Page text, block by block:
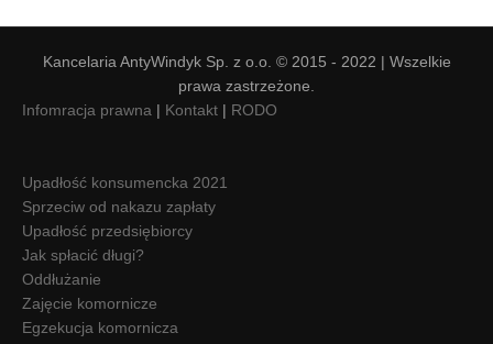
Kancelaria AntyWindyk Sp. z o.o. © 2015 - 2022 | Wszelkie
prawa zastrzeżone.
Infomracja prawna | Kontakt | RODO
Upadłość konsumencka 2021
Sprzeciw od nakazu zapłaty
Upadłość przedsiębiorcy
Jak spłacić długi?
Oddłużanie
Zajęcie komornicze
Egzekucja komornicza